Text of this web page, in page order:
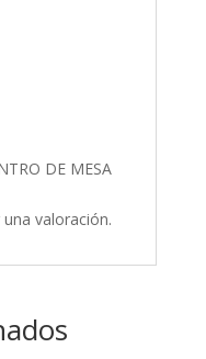
DE MESA
valoración.